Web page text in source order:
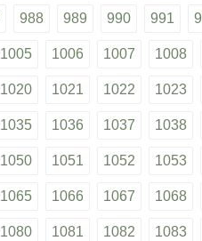
988 989 990 991
1005 1006 1007 1008
1020 1021 1022 1023
1035 1036 1037 1038
1050 1051 1052 1053
1065 1066 1067 1068
1080 1081 1082 1083